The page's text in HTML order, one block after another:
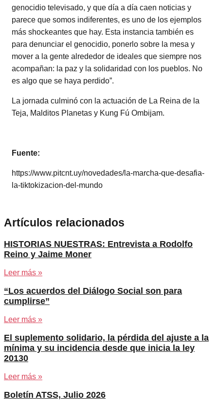
genocidio televisado, y que día a día caen noticias y
parece que somos indiferentes, es uno de los ejemplos
más shockeantes que hay. Esta instancia también es
para denunciar el genocidio, ponerlo sobre la mesa y
mover a la gente alrededor de ideales que siempre nos
acompañan: la paz y la solidaridad con los pueblos. No
es algo que se haya perdido”.
La jornada culminó con la actuación de La Reina de la
Teja, Malditos Planetas y Kung Fú Ombijam.
Fuente:
https://www.pitcnt.uy/novedades/la-marcha-que-desafia-
la-tiktokizacion-del-mundo
Artículos relacionados
HISTORIAS NUESTRAS: Entrevista a Rodolfo
Reino y Jaime Moner
Leer más »
“Los acuerdos del Diálogo Social son para
cumplirse”
Leer más »
El suplemento solidario, la pérdida del ajuste a la
mínima y su incidencia desde que inicia la ley
20130
Leer más »
Boletín ATSS, Julio 2026